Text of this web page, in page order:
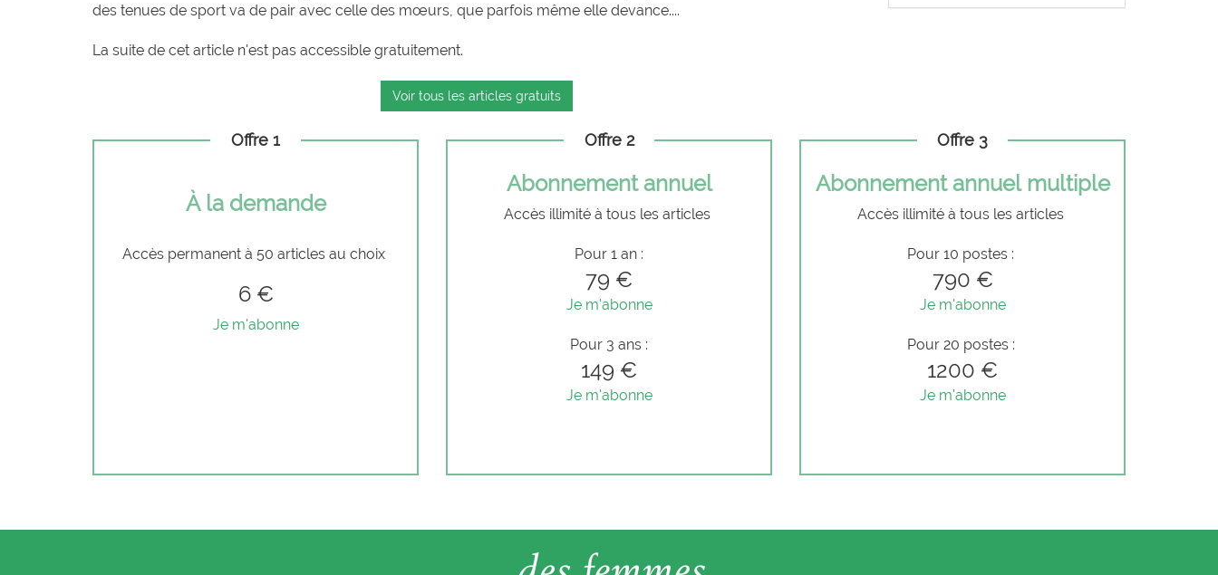
des tenues de sport va de pair avec celle des mœurs, que parfois même elle devance....
La suite de cet article n'est pas accessible gratuitement.
Voir tous les articles gratuits
Offre 1
À la demande
Accès permanent à 50 articles au choix
6 €
Je m'abonne
Offre 2
Abonnement annuel
Accès illimité à tous les articles
Pour 1 an :
79 €
Je m'abonne
Pour 3 ans :
149 €
Je m'abonne
Offre 3
Abonnement annuel multiple
Accès illimité à tous les articles
Pour 10 postes :
790 €
Je m'abonne
Pour 20 postes :
1200 €
Je m'abonne